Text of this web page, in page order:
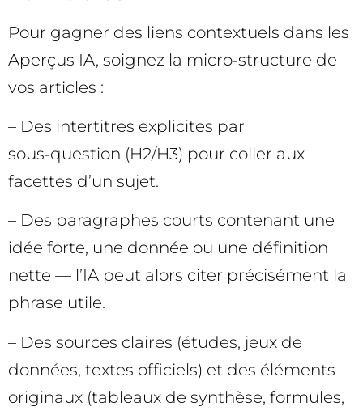
Pour gagner des liens contextuels dans les
Aperçus IA, soignez la micro‑structure de
vos articles :
– Des intertitres explicites par
sous‑question (H2/H3) pour coller aux
facettes d’un sujet.
– Des paragraphes courts contenant une
idée forte, une donnée ou une définition
nette — l’IA peut alors citer précisément la
phrase utile.
– Des sources claires (études, jeux de
données, textes officiels) et des éléments
originaux (tableaux de synthèse, formules,